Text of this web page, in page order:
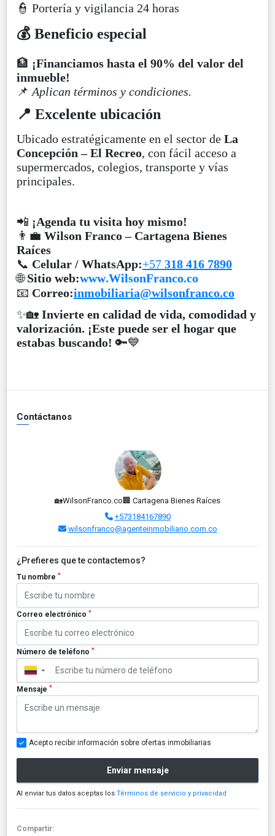
👮 Portería y vigilancia 24 horas
💰 Beneficio especial
🏦 ¡Financiamos hasta el 90% del valor del
inmueble!
📌Aplican términos y condiciones.
📍 Excelente ubicación
Ubicado estratégicamente en el sector de La
Concepción – El Recreo, con fácil acceso a
supermercados, colegios, transporte y vías
principales.
📲 ¡Agenda tu visita hoy mismo!
👨‍💼 Wilson Franco – Cartagena Bienes
Raíces
📞 Celular / WhatsApp:+57 318 416 7890
🌐Sitio web:www.WilsonFranco.co
📧 Correo:inmobiliaria@wilsonfranco.co
✨🏡 Invierte en calidad de vida, comodidad y
valorización. ¡Este puede ser el hogar que
estabas buscando! 🔑💙
Contáctanos
🏡WilsonFranco.co🏢 Cartagena Bienes Raíces
+573184167890
wilsonfranco@agenteinmobiliario.com.co
¿Prefieres que te contactemos?
Tu nombre *
Correo electrónico *
Número de teléfono *
▼
Mensaje *
Acepto recibir información sobre ofertas inmobiliarias
Enviar mensaje
Al enviar tus datos aceptas los Términos de servicio y privacidad
Compartir: